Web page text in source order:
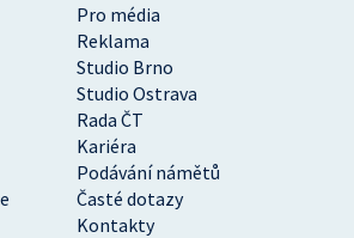
Pro média
Reklama
Studio Brno
Studio Ostrava
Rada ČT
Kariéra
Podávání námětů
Časté dotazy
Kontakty